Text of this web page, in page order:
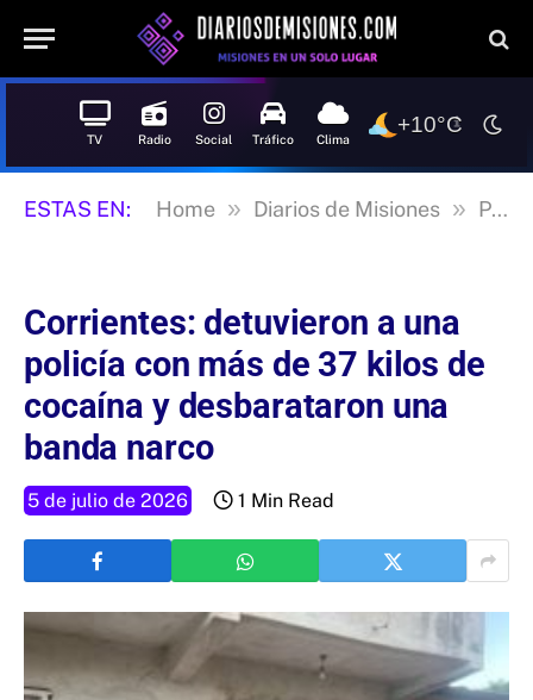
TV Radio Social Tráfico Clima
+10°C
ESTAS EN: Home » Diarios de Misiones » Posadas
Corrientes: detuvieron a una
policía con más de 37 kilos de
cocaína y desbarataron una
banda narco
5 de julio de 2026 1 Min Read